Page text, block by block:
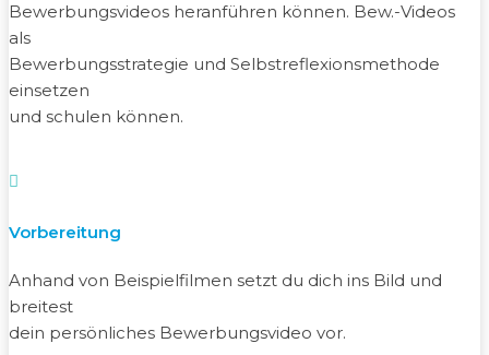
Bewerbungsvideos heranführen können. Bew.-Videos
als
Bewerbungsstrategie und Selbstreflexionsmethode
einsetzen
und schulen können.

Vorbereitung
Anhand von Beispielfilmen setzt du dich ins Bild und
breitest
dein persönliches Bewerbungsvideo vor.